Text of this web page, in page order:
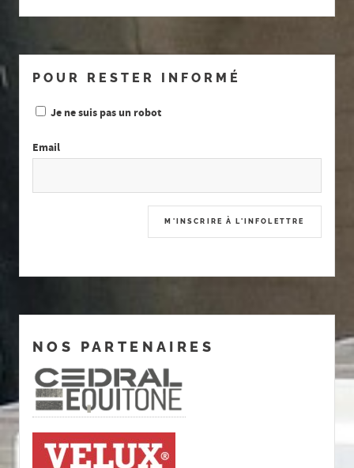
POUR RESTER INFORMÉ
Je ne suis pas un robot
Email
NOS PARTENAIRES